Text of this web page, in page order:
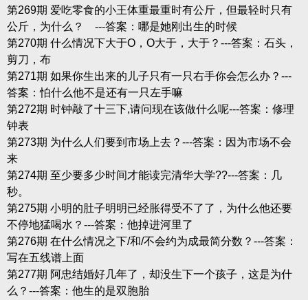
第269期 爱吃零食的小王体重最重时有公斤，但最轻时只有
公斤，为什么？ ---答案：哪是她刚出生的时候
第270期 什么情况下大于O，O大于，大于？---答案：石头，
剪刀，布
第271期 如果你生出来的儿子只有一只右手你会怎么办？---
答案：怕什么他不是还有一只左手嘛
第272期 时钟敲了十三下,请问现在该做什么呢---答案：修理
钟表
第273期 为什么人们要到市场上去？---答案：因为市场不会
来
第274期 至少要多少时间才能读完清华大学??---答案：几
秒。
第275期 小明的肚子明明已经胀得受不了了，为什么他还要
不停地猛喝水？---答案：他掉进河里了
第276期 在什么情况之下/和/不会约为成最简分数？---答案：
写在五线谱上面
第277期 阿忠结婚好几年了，却没生下一个孩子，这是为什
么？---答案：他生的是双胞胎